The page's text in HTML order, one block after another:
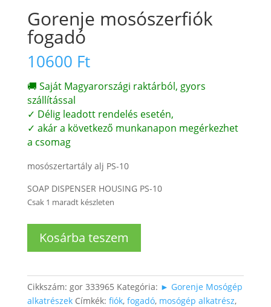
Gorenje mosószerfiók
fogadó
10600 Ft
🚚 Saját Magyarországi raktárból, gyors
szállítással
✓ Délig leadott rendelés esetén,
✓ akár a következő munkanapon megérkezhet
a csomag
mosószertartály alj PS-10
SOAP DISPENSER HOUSING PS-10
Csak 1 maradt készleten
mosószerfiók
Kosárba teszem
Cikkszám: gor 333965 Kategória: ► Gorenje Mosógép
alkatrészek Címkék: fiók, fogadó, mosógép alkatrész,